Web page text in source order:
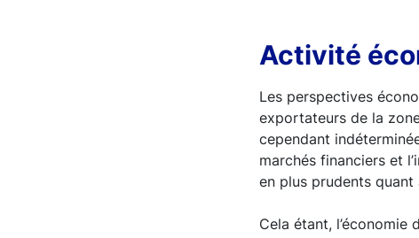
Activité
Les perspectives
exportateurs de la
cependant
marchés financiers et
en plus prudents quant
Cela étant,